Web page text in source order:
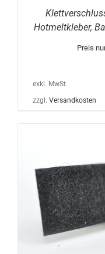
Hotmeltkleber,
Preis
exkl. MwSt.
zzgl. Versandkosten